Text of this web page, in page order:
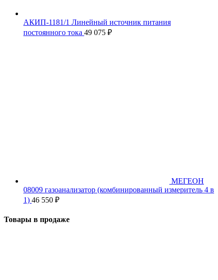
АКИП-1181/1 Линейный источник питания
постоянного тока 49 075 ₽
МЕГЕОН
08009 газоанализатор (комбинированный измеритель 4 в
1) 46 550 ₽
Товары в продаже